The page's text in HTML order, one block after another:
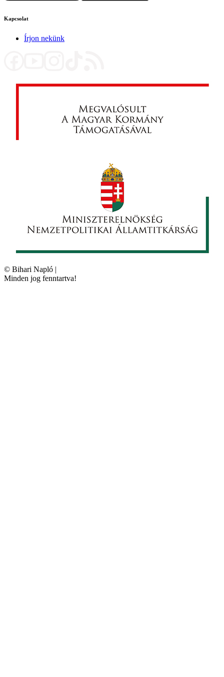
Kapcsolat
Írjon nekünk
© Bihari Napló |
Minden jog fenntartva!